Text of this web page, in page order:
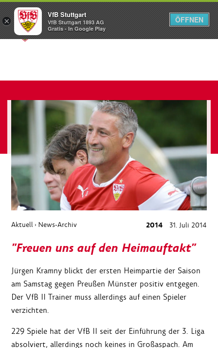
Menü
Aktuell › News-Archiv 2014 31. Juli 2014
"Freuen uns auf den Heimauftakt"
Jürgen Kramny blickt der ersten Heimpartie der Saison
am Samstag gegen Preußen Münster positiv entgegen.
Der VfB II Trainer muss allerdings auf einen Spieler
verzichten.
229 Spiele hat der VfB II seit der Einführung der 3. Liga
absolviert, allerdings noch keines in Großaspach. Am
×
VfB Stuttgart
VfB Stuttgart 1893 AG
Gratis - In Google Play
ÖFFNEN